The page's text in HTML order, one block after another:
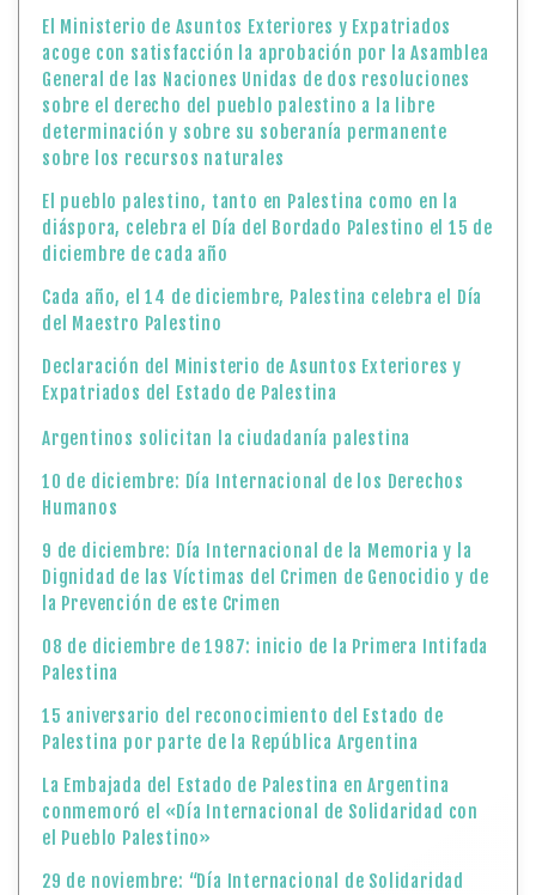
El Ministerio de Asuntos Exteriores y Expatriados
acoge con satisfacción la aprobación por la Asamblea
General de las Naciones Unidas de dos resoluciones
sobre el derecho del pueblo palestino a la libre
determinación y sobre su soberanía permanente
sobre los recursos naturales
El pueblo palestino, tanto en Palestina como en la
diáspora, celebra el Día del Bordado Palestino el 15 de
diciembre de cada año
Cada año, el 14 de diciembre, Palestina celebra el Día
del Maestro Palestino
Declaración del Ministerio de Asuntos Exteriores y
Expatriados del Estado de Palestina
Argentinos solicitan la ciudadanía palestina
10 de diciembre: Día Internacional de los Derechos
Humanos
9 de diciembre: Día Internacional de la Memoria y la
Dignidad de las Víctimas del Crimen de Genocidio y de
la Prevención de este Crimen
08 de diciembre de 1987: inicio de la Primera Intifada
Palestina
15 aniversario del reconocimiento del Estado de
Palestina por parte de la República Argentina
La Embajada del Estado de Palestina en Argentina
conmemoró el «Día Internacional de Solidaridad con
el Pueblo Palestino»
29 de noviembre: “Día Internacional de Solidaridad